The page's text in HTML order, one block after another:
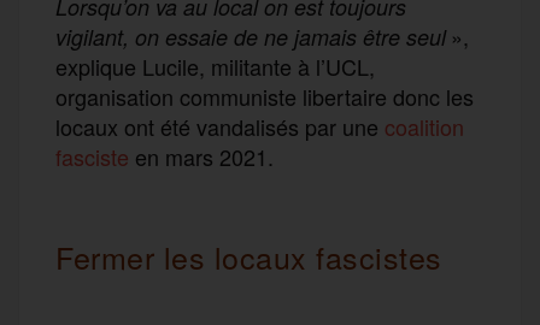
Lorsqu’on va au local on est toujours
vigilant, on essaie de ne jamais être seul»,
explique Lucile, militante à l’UCL,
organisation communiste libertaire donc les
locaux ont été vandalisés par une coalition
fasciste en mars 2021.
Fermer les locaux fascistes